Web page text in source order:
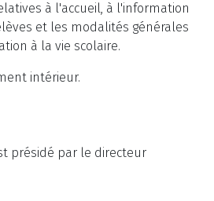
à l'accueil, à l'information
et les modalités générales
à la vie scolaire.
intérieur.
présidé par le directeur